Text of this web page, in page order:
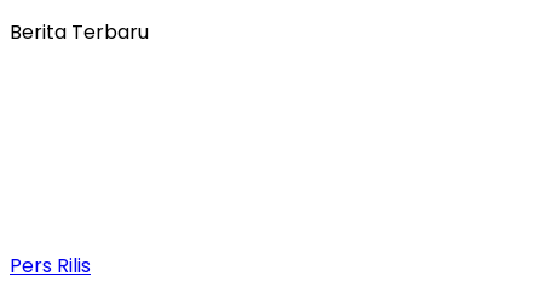
Berita Terbaru
Pers Rilis